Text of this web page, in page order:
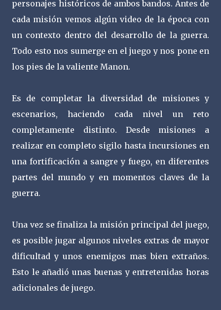
personajes históricos de ambos bandos. Antes de
cada misión vemos algún video de la época con
un contexto dentro del desarrollo de la guerra.
Todo esto nos sumerge en el juego y nos pone en
los pies de la valiente Manon.
Es de completar la diversidad de misiones y
escenarios, haciendo cada nivel un reto
completamente distinto. Desde misiones a
realizar en completo sigilo hasta incursiones en
una fortificación a sangre y fuego, en diferentes
partes del mundo y en momentos claves de la
guerra.
Una vez se finaliza la misión principal del juego,
es posible jugar algunos niveles extras de mayor
dificultad y unos enemigos mas bien extraños.
Esto le añadió unas buenas y entretenidas horas
adicionales de juego.